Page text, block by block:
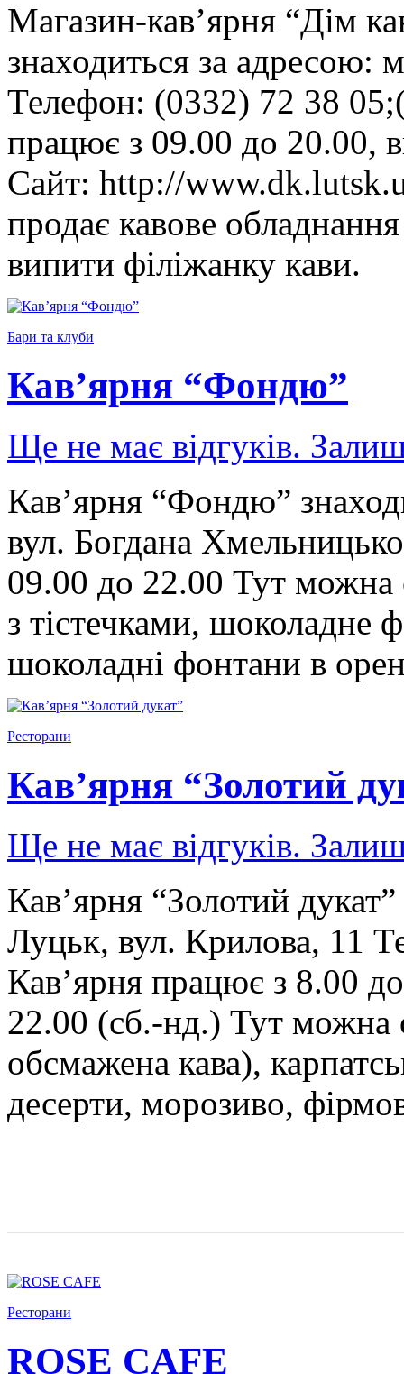
Магазин-кав’ярня “Дім
знаходиться за адресою:
Телефон: (0332) 72 38
працює з 09.00 до 20.00,
Сайт: http://
продає кавове
випити філіжанку кави.
Бари та клуби
Кав’ярня “Фондю”
Ще не має відгуків.
Кав’ярня “Фондю”
вул. Богдана
09.00 до 22.00 Тут можна
з тістечками,
шоколадні фонтани в
Ресторани
Кав’ярня “Золотий
Ще не має відгуків.
Кав’ярня “Золотий
Луцьк, вул. Крилова, 11
Кав’ярня працює з 8.00
22.00 (сб.-нд.) Тут
обсмажена кава),
десерти, морозиво,
Ресторани
ROSE CAFE